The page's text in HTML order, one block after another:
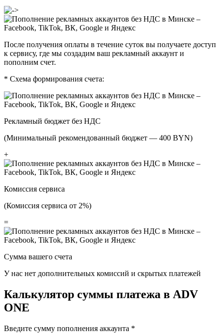
После получения оплаты в течение суток вы получаете доступ
к сервису, где мы создадим ваш рекламный аккаунт и
пополним счет.
* Схема формирования счета:
Рекламный бюджет без НДС
(Минимальный рекомендованный бюджет — 400 BYN)
+
Комиссия сервиса
(Комиссия сервиса от 2%)
=
Сумма вашего счета
У нас нет дополнительных комиссий и скрытых платежей
Калькулятор суммы платежа в ADV
ONE
Введите сумму пополнения аккаунта *